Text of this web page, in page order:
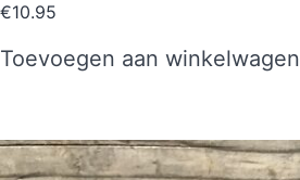
€10.95
Toevoegen aan winkelwagen